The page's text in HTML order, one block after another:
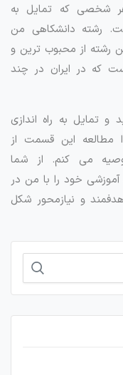
شخصی که تمایل به
رشته دانشکاهی من
رشته از محبوب ترین و
که در ایران در چند
و تمایل به راه اندازی
مطالعه این قسمت از
می کنم. از شما
آموزشی خود را با من در
و نیازمحور شکل